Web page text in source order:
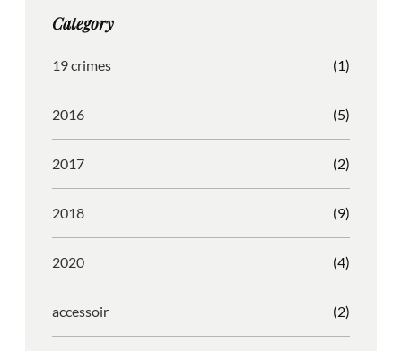
r
m
o
Category
19 crimes (1)
2016 (5)
2017 (2)
2018 (9)
2020 (4)
accessoir (2)